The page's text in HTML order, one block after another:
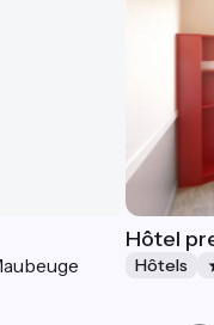
Hôtel
Hôtels